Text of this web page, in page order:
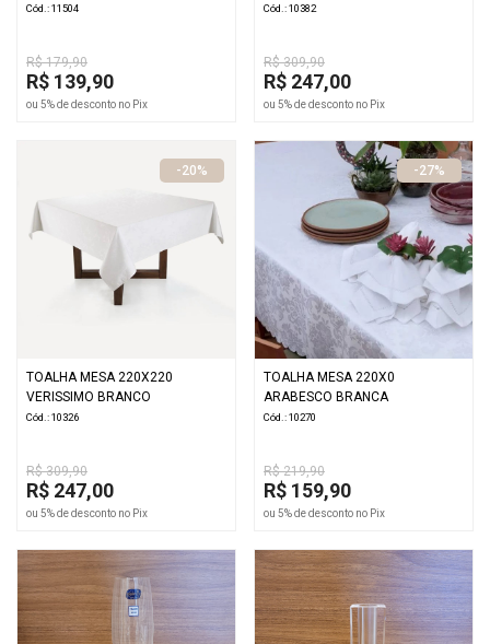
Cód.: 11504
R$ 179,90
R$ 139,90
ou 5% de desconto no Pix
Cód.: 10382
R$ 309,90
R$ 247,00
ou 5% de desconto no Pix
-20%
TOALHA MESA 220X220
VERISSIMO BRANCO
Cód.: 10326
R$ 309,90
R$ 247,00
ou 5% de desconto no Pix
-27%
TOALHA MESA 220X0
ARABESCO BRANCA
Cód.: 10270
R$ 219,90
R$ 159,90
ou 5% de desconto no Pix